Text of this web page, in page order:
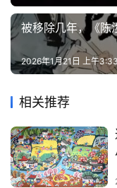
被移除几年，《陈
2026年1月21日 上午3:33
相关推荐